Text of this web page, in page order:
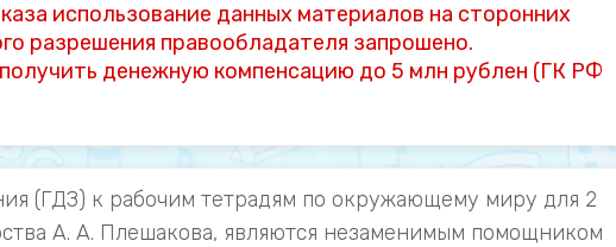
использование данных материалов на сторонних
разрешения правообладателя запрошено.
денежную компенсацию до 5 млн рублен (ГК РФ
(ГДЗ) к рабочим тетрадям по окружающему миру для 2
А. А. Плешакова, являются незаменимым помощником